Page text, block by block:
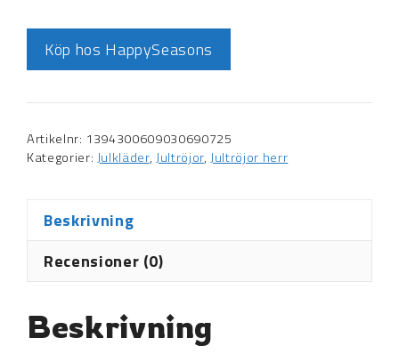
Köp hos HappySeasons
Artikelnr: 1394300609030690725
Kategorier: Julkläder, Jultröjor,Jultröjor herr
Beskrivning
Recensioner (0)
Beskrivning